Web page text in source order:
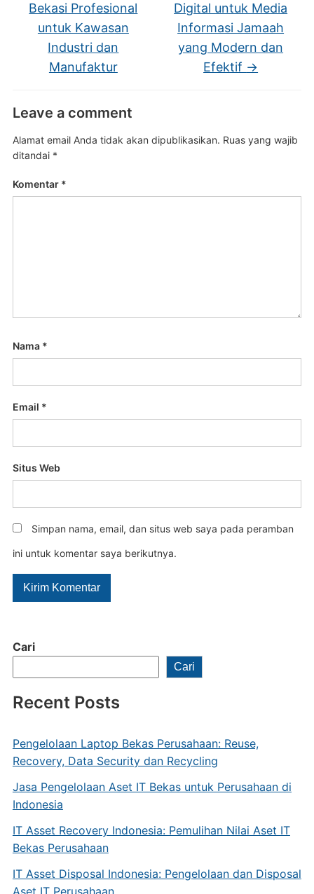
Cari
Cari
Recent Posts
Pengelolaan Laptop Bekas Perusahaan: Reuse,
Recovery, Data Security dan Recycling
Jasa Pengelolaan Aset IT Bekas untuk Perusahaan di
Indonesia
IT Asset Recovery Indonesia: Pemulihan Nilai Aset IT
Bekas Perusahaan
IT Asset Disposal Indonesia: Pengelolaan dan Disposal
Aset IT Perusahaan
Bekasi Profesional
untuk Kawasan
Industri dan
Manufaktur
Digital untuk Media
Informasi Jamaah
yang Modern dan
Efektif →
Leave a comment
Alamat email Anda tidak akan dipublikasikan. Ruas yang wajib
ditandai *
Komentar *
Nama *
Email *
Situs Web
Simpan nama, email, dan situs web saya pada peramban
ini untuk komentar saya berikutnya.